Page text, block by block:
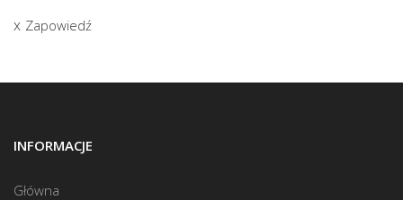
Zapowiedź
INFORMACJE
Główna